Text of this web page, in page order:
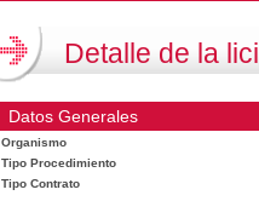
Detalle de la
Datos Generales
Organismo
Tipo Procedimiento
Tipo Contrato